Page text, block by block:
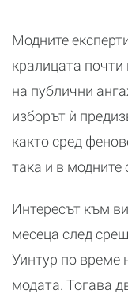
Модните
кралицата почти
на публични
изборът ѝ
както сред
така и в модните
Интересът към
месеца след
Уинтур по време
модата. Тогава